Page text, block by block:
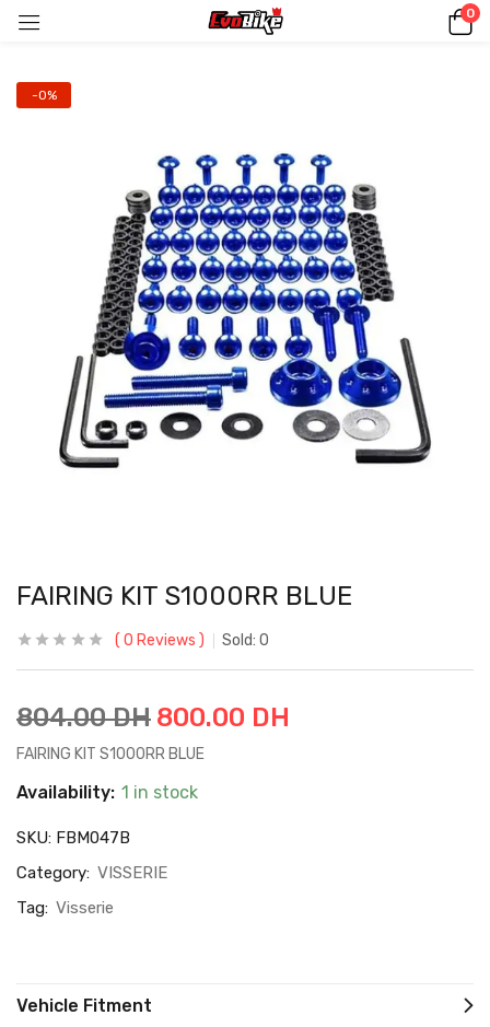
0
-0%
FAIRING KIT S1000RR BLUE
0 Reviews Sold: 0
804.00DH 800.00 DH
FAIRING KIT S1000RR BLUE
Availability: 1 in stock
SKU: FBM047B
Category: VISSERIE
Tag: Visserie
Vehicle Fitment